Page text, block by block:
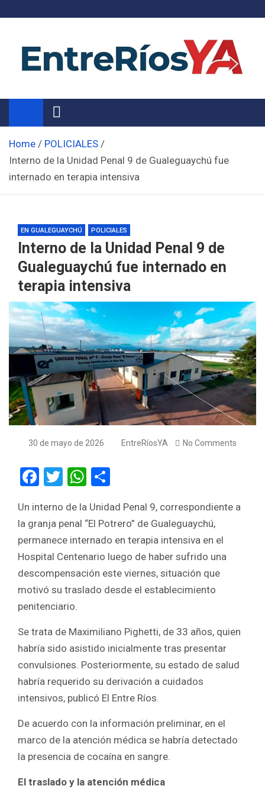
Noticias de Entre Ríos
Información de toda la provincia ahora
Home
POLICIALES
Interno de la Unidad Penal 9 de Gualeguaychú fue
internado en terapia intensiva
EN GUALEGUAYCHÚ POLICIALES
Interno de la Unidad Penal 9 de
Gualeguaychú fue internado en
terapia intensiva
30 de mayo de 2026 EntreRíosYA No Comments
F
ce
b
o
o
k
T
tt
er
W
at
s
A
p
p
ar
e
Un interno de la Unidad Penal 9, correspondiente a
la granja penal “El Potrero” de Gualeguaychú,
permanece internado en terapia intensiva en el
Hospital Centenario luego de haber sufrido una
descompensación este viernes, situación que
motivó su traslado desde el establecimiento
penitenciario.
Se trata de Maximiliano Pighetti, de 33 años, quien
habría sido asistido inicialmente tras presentar
convulsiones. Posteriormente, su estado de salud
habría requerido su derivación a cuidados
intensivos, publicó El Entre Ríos.
De acuerdo con la información preliminar, en el
marco de la atención médica se habría detectado
la presencia de cocaína en sangre.
El traslado y la atención médica